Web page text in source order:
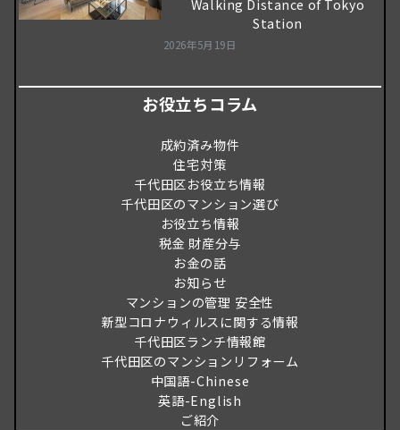
Walking Distance of Tokyo
Station
2026年5月19日
お役立ちコラム
成約済み物件
住宅対策
千代田区お役立ち情報
千代田区のマンション選び
お役立ち情報
税金 財産分与
お金の話
お知らせ
マンションの管理 安全性
新型コロナウィルスに関する情報
千代田区ランチ情報館
千代田区のマンションリフォーム
中国語-Chinese
英語-English
ご紹介